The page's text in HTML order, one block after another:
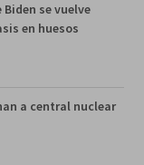
se vuelve
en huesos
a central nuclear